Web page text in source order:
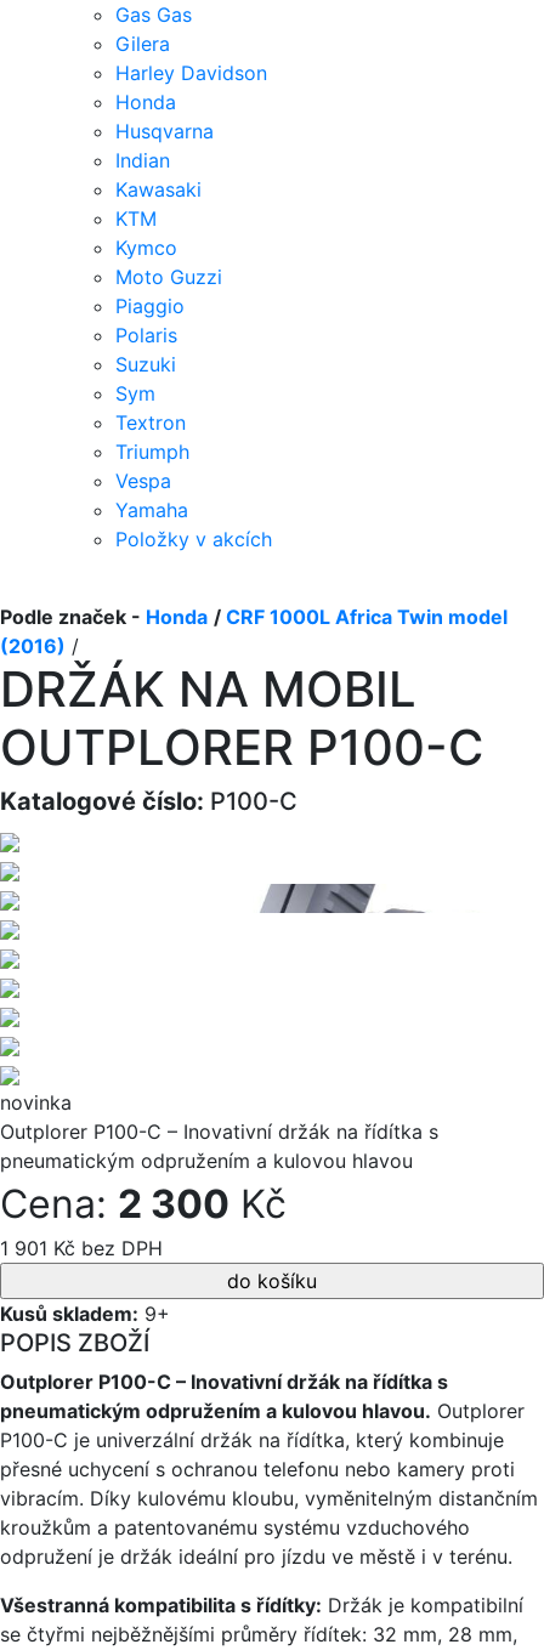
Gas Gas
Gilera
Harley Davidson
Honda
Husqvarna
Indian
Kawasaki
KTM
Kymco
Moto Guzzi
Piaggio
Polaris
Suzuki
Sym
Textron
Triumph
Vespa
Yamaha
Položky v akcích
Podle značek - Honda / CRF 1000L Africa Twin model
(2016) /
DRŽÁK NA MOBIL
OUTPLORER P100-C
Katalogové číslo: P100-C
novinka
Outplorer P100-C – Inovativní držák na řídítka s
pneumatickým odpružením a kulovou hlavou
Cena: 2 300 Kč
1 901 Kč bez DPH
Kusů skladem: 9+
POPIS ZBOŽÍ
Outplorer P100-C – Inovativní držák na řídítka s
pneumatickým odpružením a kulovou hlavou. Outplorer
P100-C je univerzální držák na řídítka, který kombinuje
přesné uchycení s ochranou telefonu nebo kamery proti
vibracím. Díky kulovému kloubu, vyměnitelným distančním
kroužkům a patentovanému systému vzduchového
odpružení je držák ideální pro jízdu ve městě i v terénu.
Všestranná kompatibilita s řídítky: Držák je kompatibilní
se čtyřmi nejběžnějšími průměry řídítek: 32 mm, 28 mm,